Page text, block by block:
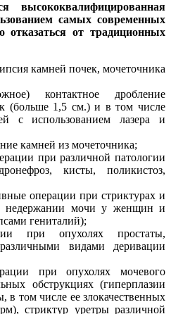
высококвалифицированная
самых современных
отказаться от традиционных
камней почек, мочеточника
контактное дробление
(больше 1,5 см.) и в том числе
с использованием лазера и
камней из мочеточника;
при различной патологии
кисты, поликистоз,
операции при стриктурах и
недержании мочи у женщин и
гениталий);
при опухолях простаты,
видами деривации
при опухолях мочевого
обструкциях (гиперплазии
в том числе ее злокачественных
стриктур уретры различной